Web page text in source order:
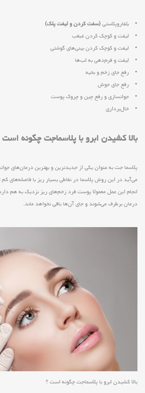
• بلفاروپلاستی(سفت کردن و لیفت پلک)
• لیفت و کوچک کردن غبغب
• لیفت و کوچک کردن بینی‌های گوشتی
• لیفت و فرم‌دهی به لب‌ها
• رفع جای زخم و بخیه
• رفع جای جوش
• جوانسازی و رفع چین و چروک پوست
• خال‌برداری
بالا کشیدن ابرو با پلاسماجت چگونه
پلاسما جت به عنوان یکی از جدیدترین و بهترین درمان‌های
می‌آید در این روش پلاسما در نقاطی بسیار ریز با فاصله‌های کم
انجام این عمل معمولا پوست فرد زخم‌های ریز نزدیک به هم
درمان برطرف می‌شوند و جای آن‌ها باقی نخواهد ماند.
بالا کشیدن ابرو با پلاسماجت چگونه است ؟